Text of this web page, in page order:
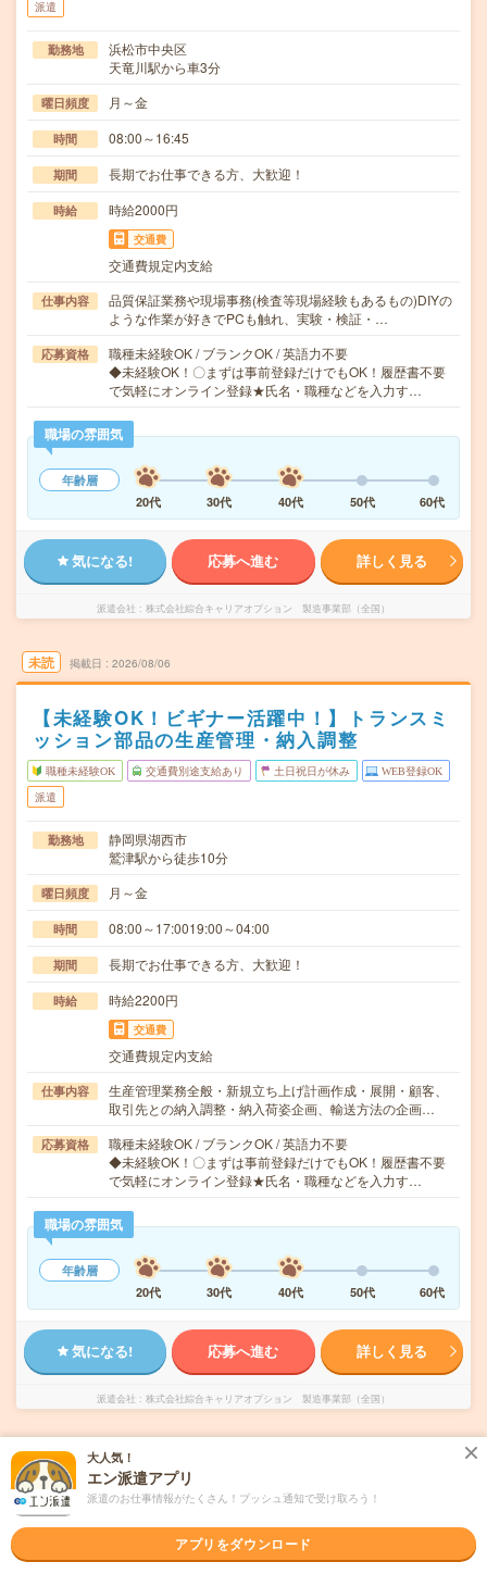
派遣
勤務地
浜松市中央区
天竜川駅から車3分
曜日頻度 月～金
時間 08:00～16:45
期間 長期でお仕事できる方、大歓迎！
時給 時給2000円
交通費
交通費規定内支給
仕事内容
品質保証業務や現場事務(検査等現場経験もあるもの)DIYの
ような作業が好きでPCも触れ、実験・検証・…
応募資格
職種未経験OK / ブランクOK / 英語力不要
◆未経験OK！〇まずは事前登録だけでもOK！履歴書不要
で気軽にオンライン登録★氏名・職種などを入力す…
職場の雰囲気
年齢層
20代
30代 40代 50代 60代
気になる! 応募へ進む 詳しく見る
派遣会社 株式会社綜合キャリアオプション 製造事業部（全国）
未読 掲載日 2026/08/06
【未経験OK！ビギナー活躍中！】トランスミ
ッション部品の生産管理・納入調整
職種未経験OK 交通費別途支給あり 土日祝日が休み WEB登録OK
派遣
勤務地
静岡県湖西市
鷲津駅から徒歩10分
曜日頻度 月～金
時間 08:00～17:0019:00～04:00
期間 長期でお仕事できる方、大歓迎！
時給 時給2200円
交通費
交通費規定内支給
仕事内容
生産管理業務全般・新規立ち上げ計画作成・展開・顧客、
取引先との納入調整・納入荷姿企画、輸送方法の企画…
応募資格
職種未経験OK / ブランクOK / 英語力不要
◆未経験OK！〇まずは事前登録だけでもOK！履歴書不要
で気軽にオンライン登録★氏名・職種などを入力す…
職場の雰囲気
年齢層
20代
30代 40代 50代 60代
気になる! 応募へ進む 詳しく見る
派遣会社 株式会社綜合キャリアオプション 製造事業部（全国）
未読 掲載日 2026/08/06
【未経験OK！】組立・加工・食品製造など/
日払いOK
職種未経験OK 交通費別途支給あり 土日祝日が休み WEB登録OK
大人気！
エン派遣アプリ
派遣のお仕事情報がたくさん！プッシュ通知で受け取ろう！
アプリをダウンロード